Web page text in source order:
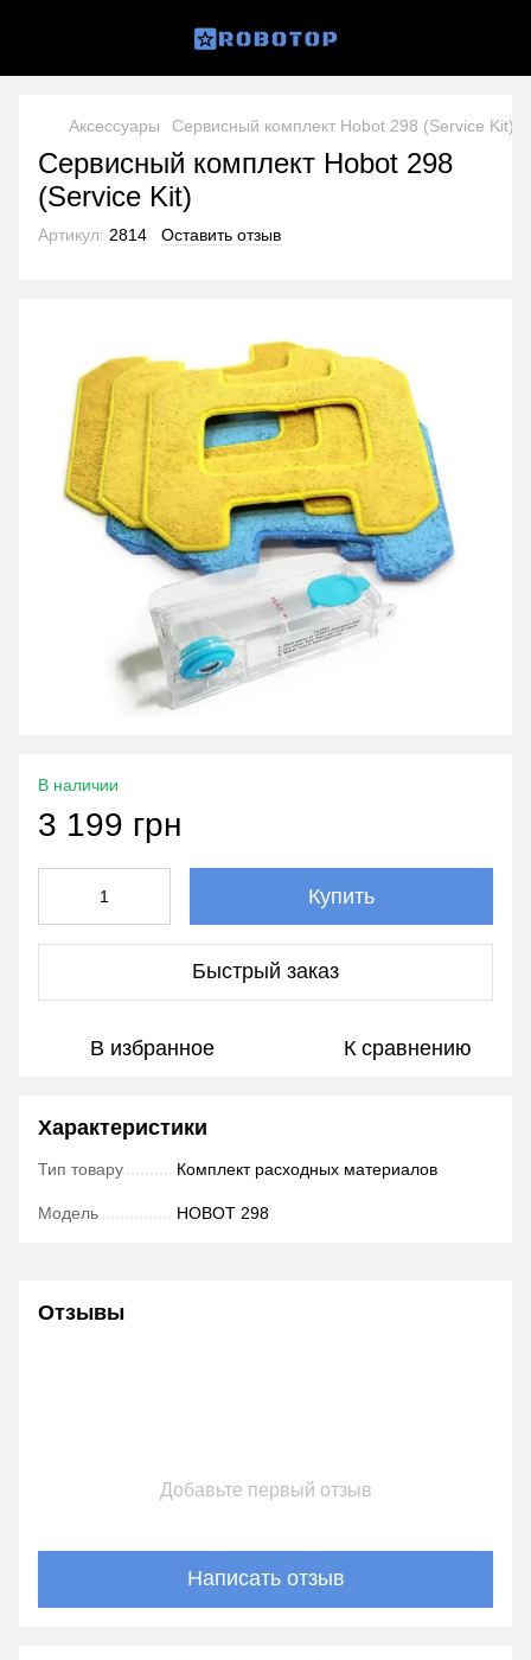
Аксессуары Сервисный комплект Hobot 298 (Service Kit)
Сервисный комплект Hobot 298
(Service Kit)
Артикул: 2814 Оставить отзыв
В наличии
3 199 грн
Купить
Быстрый заказ
В избранное К сравнению
Характеристики
Тип товару Комплект расходных материалов
Модель HOBOT 298
Отзывы
Добавьте первый отзыв
Написать отзыв